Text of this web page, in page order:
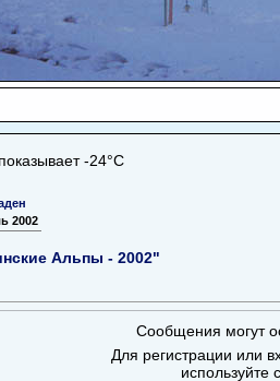
-24°С
2002
Альпы - 2002"
Сообщения могут
Для регистрации или
используйте